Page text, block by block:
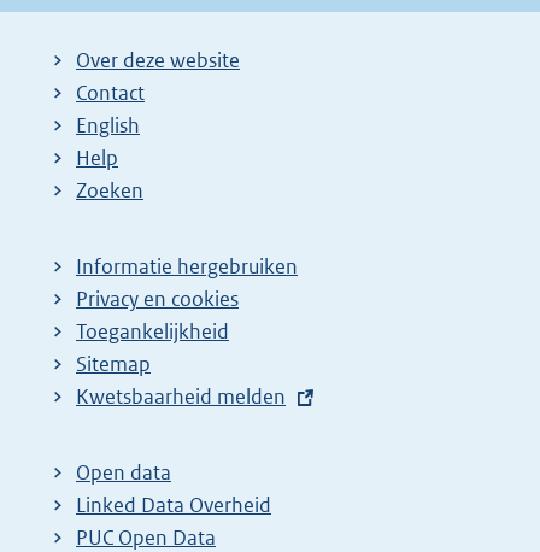
Over deze website
Contact
English
Help
Zoeken
Informatie hergebruiken
Privacy en cookies
Toegankelijkheid
Sitemap
E
t
e
r
Kwetsbaarheid melden
Open data
Linked Data Overheid
PUC Open Data